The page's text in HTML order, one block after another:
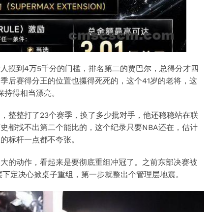
摸到4万5千分的门槛，排名第二的贾巴尔，总得分才四
后赛得分王的位置也攥得死死的，这个41岁的老将，这
得相当漂亮。
整整打了23个赛季，换了多少批对手，他还稳稳站在联
都找不出第二个能比的，这个纪录只要NBA还在，估计
标杆一点都不夸张。
的动作，看起来是要彻底重组冲冠了。之前东部决赛被
定决心掀桌子重组，第一步就整出个管理层地震。